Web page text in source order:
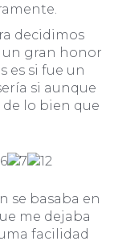
decidimos
un gran honor
es si fue un
si aunque
lo bien que
se basaba en
me dejaba
facilidad